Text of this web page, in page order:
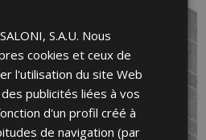
ENGLISH
GERMAN
PORTUGUESE
S.A.U. Nous
cookies et ceux de
l'utilisation du site Web
publicités liées à vos
d'un profil créé à
de navigation (par